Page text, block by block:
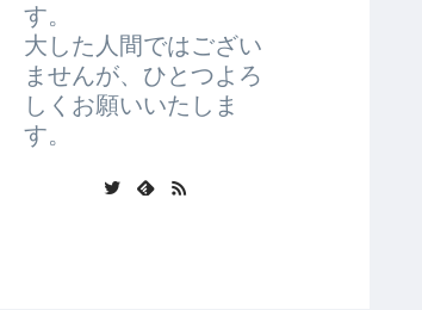
す。
大した人間ではござい
ませんが、ひとつよろ
しくお願いいたしま
す。